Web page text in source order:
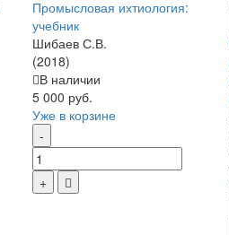
Промысловая ихтиология:
учебник
Шибаев С.В.
(2018)
В наличии
5 000 руб.
Уже в корзине